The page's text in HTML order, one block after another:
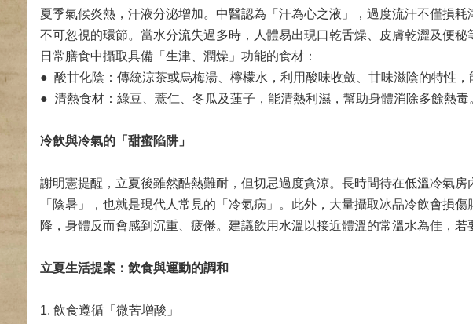
夏季氣候炎熱，汗液分泌增加。中醫認為「汗為心之液」，過度流汗不僅損
不可忽視的環節。當水分流失過多時，人體易出現口乾舌燥、皮膚乾澀及便
日常膳食中攝取具備「生津、潤燥」功能的食材：
● 酸甘化陰：傳統涼茶或烏梅湯、檸檬水，利用酸味收斂、甘味滋陰的特性，
● 清熱食材：綠豆、薏仁、冬瓜及蓮子，能清熱利濕，幫助身體消除多餘熱毒
冷飲與冷氣的「甜蜜陷阱」
謝明憲提醒，立夏後雖然酷熱難耐，但切忌過度貪涼。長時間待在低溫冷氣
「陰暑」，也就是現代人常見的「冷氣病」。此外，大量攝取冰品冷飲會損
降，身體反而會感到沉重、疲倦。建議飲用水溫以接近體溫的常溫水為佳，若
立夏生活提案：飲食與運動的調和
1. 飲食遵循「微苦增酸」